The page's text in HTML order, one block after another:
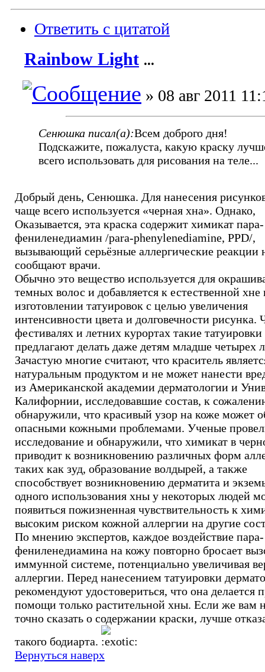
Ответить с цитатой
Rainbow Light ...
» 08 авг 2011
Сенюшка писал(а):Всем доброго дня!
Подскажите, пожалуста, какую краску
всего использовать для рисования на теле...
Добрый день, Сенюшка. Для нанесения
чаще всего используется «черная хна». Однако,
Оказывается, эта краска содержит химикат пара-
фениленедиамин /para-phenylenediamine, PPD/,
вызывающий серьёзные аллергические реакции
сообщают врачи.
Обычно это вещество используется для
темных волос и добавляется к естественной хне
изготовлении татуировок с целью увеличения
интенсивности цвета и долговечности рисунка.
фестивалях и летних курортах такие татуировки
предлагают делать даже детям младше четырех
Зачастую многие считают, что краситель
натуральным продуктом и не может нанести
из Американской академии дерматологии и
Калифорнии, исследовавшие состав, к
обнаружили, что красивый узор на коже может
опасными кожными проблемами. Ученые
исследование и обнаружили, что химикат в
приводит к возникновению различных форм
таких как зуд, образование волдырей, а также
способствует возникновению дерматита и
одного использования хны у некоторых людей
появиться пожизненная чувствительность к
высоким риском кожной аллергии на другие
По мнению экспертов, каждое воздействие пара-
фениленедиамина на кожу повторно бросает
иммунной системе, потенциально увеличивая
аллергии. Перед нанесением татуировки
рекомендуют удостовериться, что она делается
помощи только растительной хны. Если же вам
точно сказать о содержании краски, лучше
такого бодиарта.
Вернуться наверх